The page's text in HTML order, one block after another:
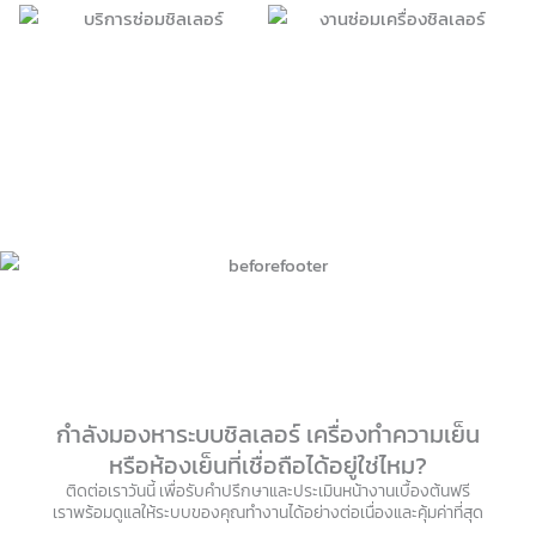
กำลังมองหาระบบชิลเลอร์ เครื่องทำความเย็น
หรือห้องเย็นที่เชื่อถือได้อยู่ใช่ไหม?
ติดต่อเราวันนี้ เพื่อรับคำปรึกษาและประเมินหน้างานเบื้องต้นฟรี
เราพร้อมดูแลให้ระบบของคุณทำงานได้อย่างต่อเนื่องและคุ้มค่าที่สุด